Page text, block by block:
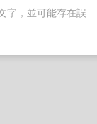
字，並可能存在誤